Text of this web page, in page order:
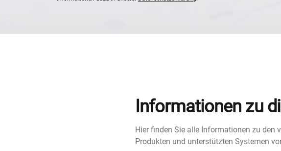
Informationen zu
Hier finden Sie alle Informationen zu den
Produkten und unterstützten Systemen